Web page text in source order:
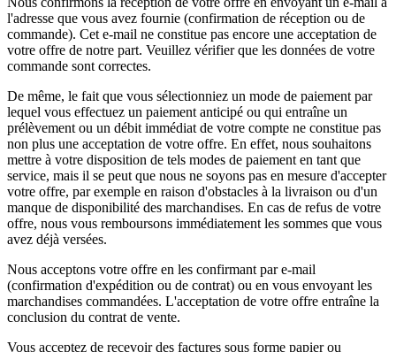
l'adresse que vous avez fournie (confirmation de réception ou de
commande). Cet e-mail ne constitue pas encore une acceptation de
votre offre de notre part. Veuillez vérifier que les données de votre
commande sont correctes.
De même, le fait que vous sélectionniez un mode de paiement par
lequel vous effectuez un paiement anticipé ou qui entraîne un
prélèvement ou un débit immédiat de votre compte ne constitue pas
non plus une acceptation de votre offre. En effet, nous souhaitons
mettre à votre disposition de tels modes de paiement en tant que
service, mais il se peut que nous ne soyons pas en mesure d'accepter
votre offre, par exemple en raison d'obstacles à la livraison ou d'un
manque de disponibilité des marchandises. En cas de refus de votre
offre, nous vous remboursons immédiatement les sommes que vous
avez déjà versées.
Nous acceptons votre offre en les confirmant par e-mail
(confirmation d'expédition ou de contrat) ou en vous envoyant les
marchandises commandées. L'acceptation de votre offre entraîne la
conclusion du contrat de vente.
Vous acceptez de recevoir des factures sous forme papier ou